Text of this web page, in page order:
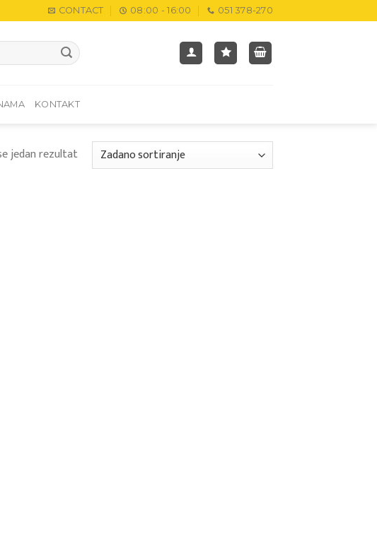
CONTACT 08:00 - 16:00 051 378-270
KONTAKT
jedan rezultat